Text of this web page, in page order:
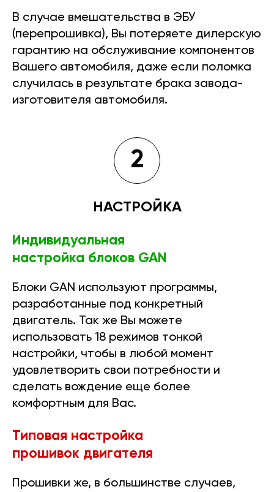
В случае вмешательства в ЭБУ
(перепрошивка), Вы потеряете дилерскую
гарантию на обслуживание компонентов
Вашего автомобиля, даже если поломка
случилась в результате брака завода-
изготовителя автомобиля.
2
НАСТРОЙКА
Индивидуальная
настройка блоков GAN
Блоки GAN используют программы,
разработанные под конкретный
двигатель. Так же Вы можете
использовать 18 режимов тонкой
настройки, чтобы в любой момент
удовлетворить свои потребности и
сделать вождение еще более
комфортным для Вас.
Типовая настройка
прошивок двигателя
Прошивки же, в большинстве случаев,